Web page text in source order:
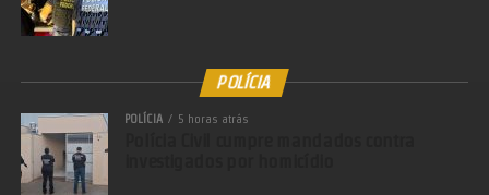
POLÍCIA
POLÍCIA 5 horas atrás